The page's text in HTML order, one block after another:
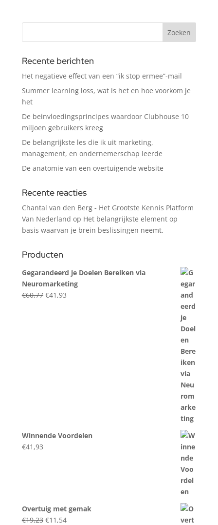
Recente berichten
Het negatieve effect van een “ik stop ermee”-mail
Summer learning loss, wat is het en hoe voorkom je
het
De beinvloedingsprincipes waardoor Clubhouse 10
miljoen gebruikers kreeg
De belangrijkste les die ik uit marketing,
management, en ondernemerschap leerde
De anatomie van een overtuigende website
Recente reacties
Chantal van den Berg - Het Grootste Kennis Platform
Van Nederland op Het belangrijkste element op
basis waarvan je brein beslissingen neemt.
Producten
Gegarandeerd je Doelen Bereiken via
Neuromarketing
€60,77 Original
€41,93Current
Winnende Voordelen
€41,93
Overtuig met gemak
€19,23 Original
€11,54Current